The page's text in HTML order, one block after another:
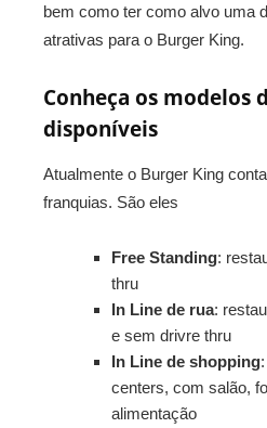
bem como ter como alvo uma
atrativas para o Burger King.
Conheça os modelos
disponíveis
Atualmente o Burger King
franquias. São eles
Free Standing:
thru
In Line de rua:
e sem drivre thru
In Line de shopping
centers, com salão,
alimentação